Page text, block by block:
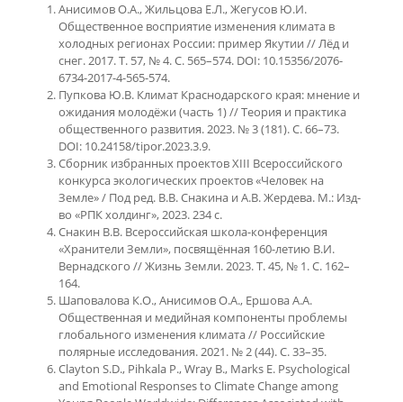
Анисимов О.А., Жильцова Е.Л., Жегусов Ю.И.
Общественное восприятие изменения климата в
холодных регионах России: пример Якутии // Лёд и
снег. 2017. Т. 57, № 4. С. 565–574. DOI: 10.15356/2076-
6734-2017-4-565-574.
Пупкова Ю.В. Климат Краснодарского края: мнение и
ожидания молодёжи (часть 1) // Теория и практика
общественного развития. 2023. № 3 (181). С. 66–73.
DOI: 10.24158/tipor.2023.3.9.
Сборник избранных проектов XIII Всероссийского
конкурса экологических проектов «Человек на
Земле» / Под ред. В.В. Снакина и А.В. Жердева. М.: Изд-
во «РПК холдинг», 2023. 234 с.
Снакин В.В. Всероссийская школа-конференция
«Хранители Земли», посвящённая 160-летию В.И.
Вернадского // Жизнь Земли. 2023. Т. 45, № 1. С. 162–
164.
Шаповалова К.О., Анисимов О.А., Ершова А.А.
Общественная и медийная компоненты проблемы
глобального изменения климата // Российские
полярные исследования. 2021. № 2 (44). С. 33–35.
Clayton S.D., Pihkala P., Wray B., Marks E. Psychological
and Emotional Responses to Climate Change among